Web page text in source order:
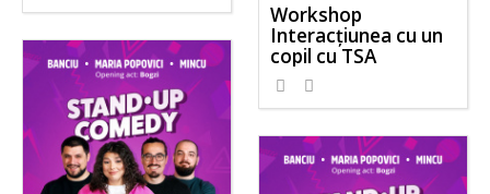
Workshop
Interacțiunea cu un
copil cu TSA